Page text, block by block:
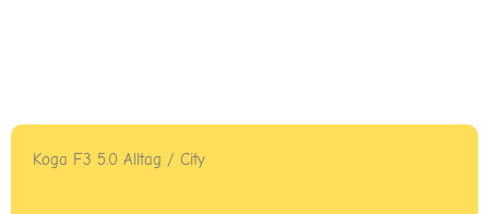
Koga F3 5.0 Alltag / City